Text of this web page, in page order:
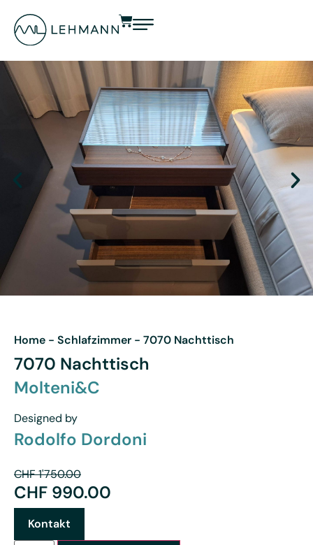
Home - Schlafzimmer - 7070 Nachttisch
7070 Nachttisch
Molteni&C
Designed by
Rodolfo Dordoni
CHF1'750.00
CHF 990.00
Kontakt